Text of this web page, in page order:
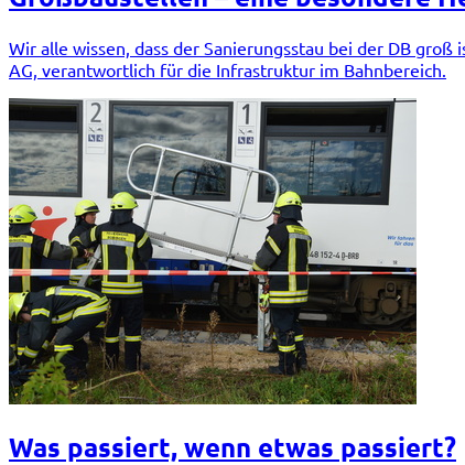
Wir alle wissen, dass der Sanierungsstau bei der DB
AG, verantwortlich für die Infrastruktur im Bahnbereich.
Was passiert, wenn etwas passiert?